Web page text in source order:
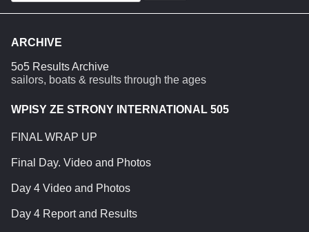
ARCHIVE
5o5 Results Archive
sailors, boats & results through the ages
WPISY ZE STRONY INTERNATIONAL 505
FINAL WRAP UP
Final Day. Video and Photos
Day 4 Video and Photos
Day 4 Report and Results